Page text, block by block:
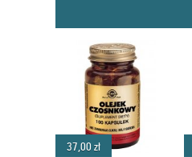
37,00 zł